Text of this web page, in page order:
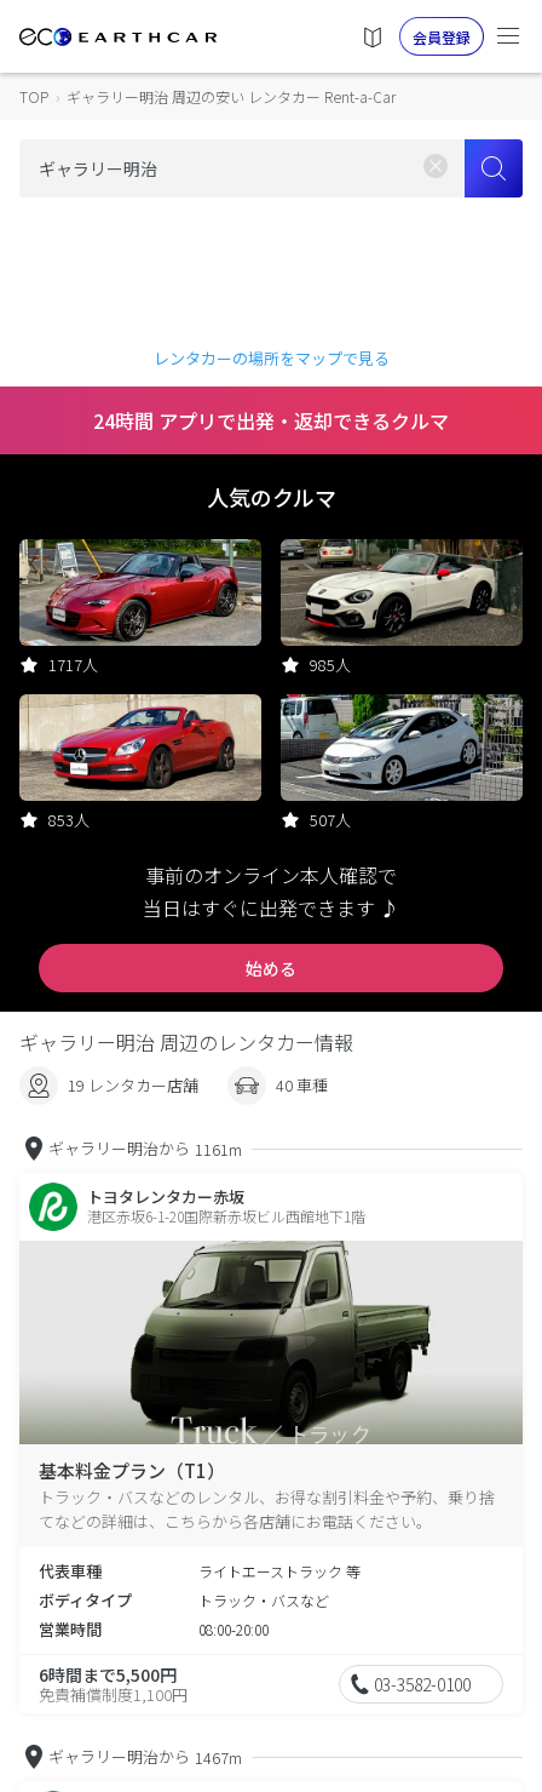
会員登録
TOP › ギャラリー明治 周辺の安い レンタカー Rent-a-Car
レンタカーの場所をマップで見る
24時間 アプリで出発・返却できるクルマ
人気のクルマ
1717人 985人
853人 507人
事前のオンライン本人確認で
当日はすぐに出発できます ♪
始める
ギャラリー明治 周辺のレンタカー情報
19 レンタカー店舗 40 車種
ギャラリー明治から 1161m
トヨタレンタカー赤坂
港区赤坂6-1-20国際新赤坂ビル西館地下1階
基本料金プラン（T1）
トラック・バスなどのレンタル、お得な割引料金や予約、乗り捨
てなどの詳細は、こちらから各店舗にお電話ください。
代表車種 ライトエーストラック 等
ボディタイプ トラック・バスなど
営業時間 08:00-20:00
6時間まで5,500円
免責補償制度1,100円 03-3582-0100
ギャラリー明治から 1467m